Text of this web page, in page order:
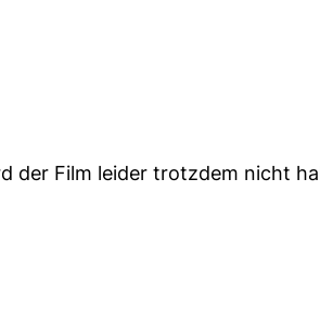
der Film leider trotzdem nicht